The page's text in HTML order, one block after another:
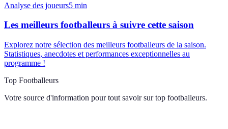
Analyse des joueurs5 min
Les meilleurs footballeurs à suivre cette saison
Explorez notre sélection des meilleurs footballeurs de la saison.
Statistiques, anecdotes et performances exceptionnelles au
programme !
Top Footballeurs
Votre source d'information pour tout savoir sur top footballeurs.